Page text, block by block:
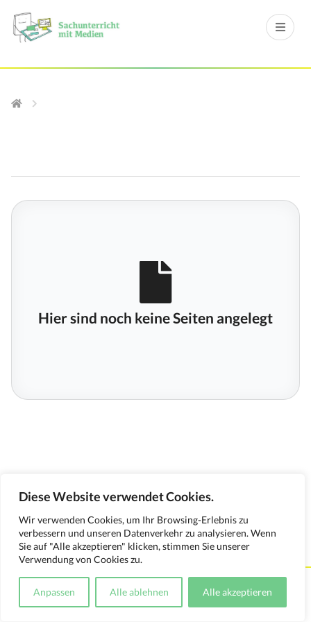
Diese Website verwendet Cookies.
Wir verwenden Cookies, um Ihr Browsing-Erlebnis zu
verbessern und unseren Datenverkehr zu analysieren. Wenn
Sie auf "Alle akzeptieren" klicken, stimmen Sie unserer
Verwendung von Cookies zu.
Anpassen Alle ablehnen Alle akzeptieren
Hier sind noch keine Seiten angelegt
Kontakt Impressum Datenschutzerklärung
Medienverwendungsnachweis